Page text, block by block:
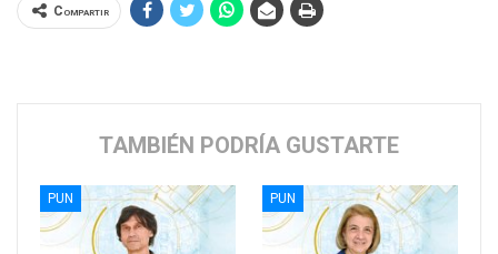
Compartir
TAMBIÉN PODRÍA GUSTARTE
PUN PUN